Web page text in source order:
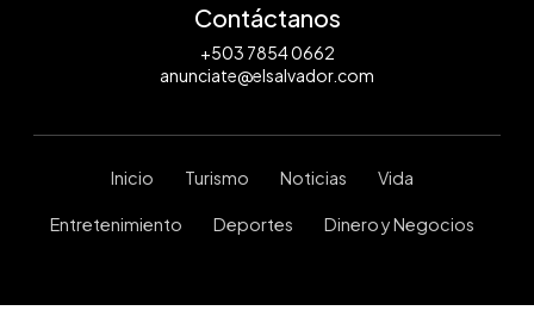
Contáctanos
+503 7854 0662
anunciate@elsalvador.com
Inicio Turismo Noticias Vida
Entretenimiento Deportes Dinero y Negocios